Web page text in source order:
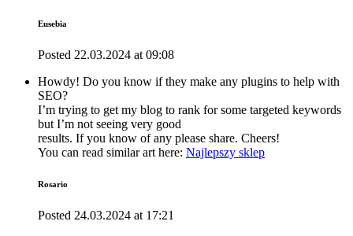
Eusebia
Posted 22.03.2024 at 09:08
Howdy! Do you know if they make any plugins to help with
SEO?
I’m trying to get my blog to rank for some targeted keywords
but I’m not seeing very good
results. If you know of any please share. Cheers!
You can read similar art here: Najlepszy sklep
Rosario
Posted 24.03.2024 at 17:21